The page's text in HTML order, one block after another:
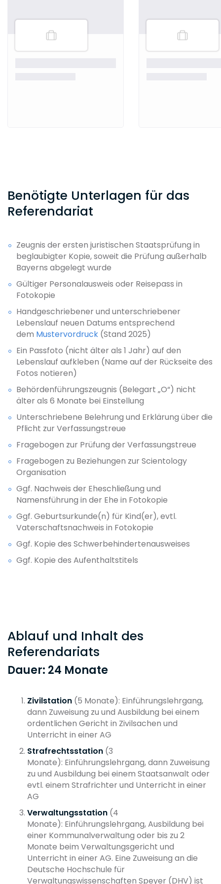
Benötigte Unterlagen für das
Referendariat
Zeugnis der ersten juristischen Staatsprüfung in
beglaubigter Kopie, soweit die Prüfung außerhalb
Bayerns abgelegt wurde
Gültiger Personalausweis oder Reisepass in
Fotokopie
Handgeschriebener und unterschriebener
Lebenslauf neuen Datums entsprechend
dem Mustervordruck (Stand 2025)
Ein Passfoto (nicht älter als 1 Jahr) auf den
Lebenslauf aufkleben (Name auf der Rückseite des
Fotos notieren)
Behördenführungszeugnis (Belegart „O“) nicht
älter als 6 Monate bei Einstellung
Unterschriebene Belehrung und Erklärung über die
Pflicht zur Verfassungstreue
Fragebogen zur Prüfung der Verfassungstreue
Fragebogen zu Beziehungen zur Scientology
Organisation
Ggf. Nachweis der Eheschließung und
Namensführung in der Ehe in Fotokopie
Ggf. Geburtsurkunde(n) für Kind(er), evtl.
Vaterschaftsnachweis in Fotokopie
Ggf. Kopie des Schwerbehindertenausweises
Ggf. Kopie des Aufenthaltstitels
Ablauf und Inhalt des
Referendariats
Dauer: 24 Monate
Zivilstation (5 Monate): Einführungslehrgang,
dann Zuweisung zu und Ausbildung bei einem
ordentlichen Gericht in Zivilsachen und
Unterricht in einer AG
Strafrechtsstation (3
Monate): Einführungslehrgang, dann Zuweisung
zu und Ausbildung bei einem Staatsanwalt oder
evtl. einem Strafrichter und Unterricht in einer
AG
Verwaltungsstation (4
Monate): Einführungslehrgang, Ausbildung bei
einer Kommunalverwaltung oder bis zu 2
Monate beim Verwaltungsgericht und
Unterricht in einer AG. Eine Zuweisung an die
Deutsche Hochschule für
Verwaltungswissenschaften Speyer (DHV) ist